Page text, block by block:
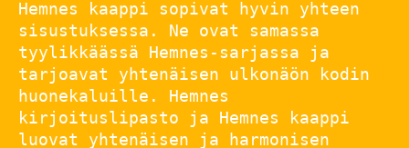
Hemnes kaappi sopivat hyvin yhteen
sisustuksessa. Ne ovat samassa
tyylikkäässä Hemnes-sarjassa ja
tarjoavat yhtenäisen ulkonäön kodin
huonekaluille. Hemnes
kirjoituslipasto ja Hemnes kaappi
luovat yhtenäisen ja harmonisen